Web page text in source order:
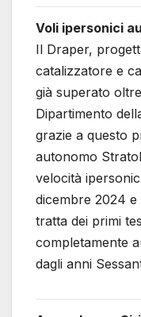
Voli ipersonici
Il Draper,
catalizzatore e
già superato
Dipartimento
grazie a questo
autonomo
velocità
dicembre 2024
tratta dei primi
completamente
dagli anni